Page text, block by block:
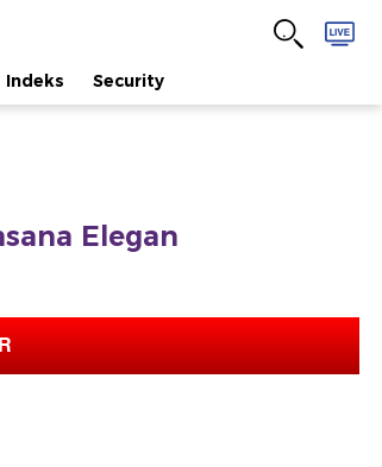
Indeks Security
Elegan